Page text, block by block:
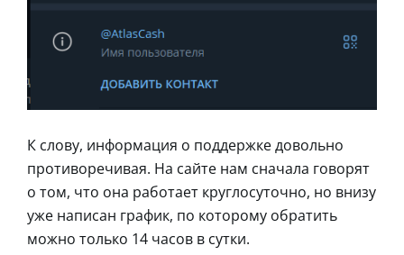
К слову, информация о поддержке довольно
противоречивая. На сайте нам сначала говорят
о том, что она работает круглосуточно, но внизу
уже написан график, по которому обратить
можно только 14 часов в сутки.